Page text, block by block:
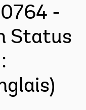
-
Status